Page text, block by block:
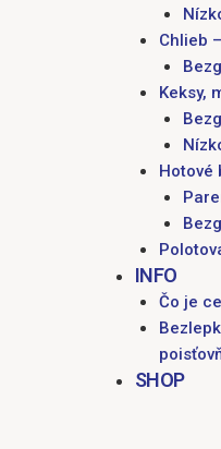
Chlieb
Keksy,
Hotové
INFO
Čo je
SHOP